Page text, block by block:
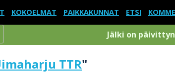
KOKOELMAT PAIKKAKUNNAT ETSI
Jälki on
TTR"